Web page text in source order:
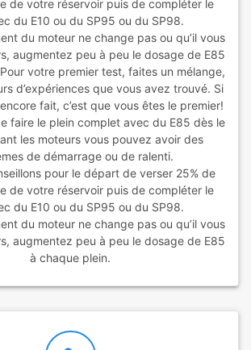
de votre réservoir puis de compléter le
du E10 ou du SP95 ou du SP98.
du moteur ne change pas ou qu’il vous
augmentez peu à peu le dosage de E85
votre premier test, faites un mélange,
d’expériences que vous avez trouvé. Si
fait, c’est que vous êtes le premier!
faire le plein complet avec du E85 dès le
les moteurs vous pouvez avoir des
de démarrage ou de ralenti.
pour le départ de verser 25% de
de votre réservoir puis de compléter le
du E10 ou du SP95 ou du SP98.
du moteur ne change pas ou qu’il vous
augmentez peu à peu le dosage de E85
à chaque plein.